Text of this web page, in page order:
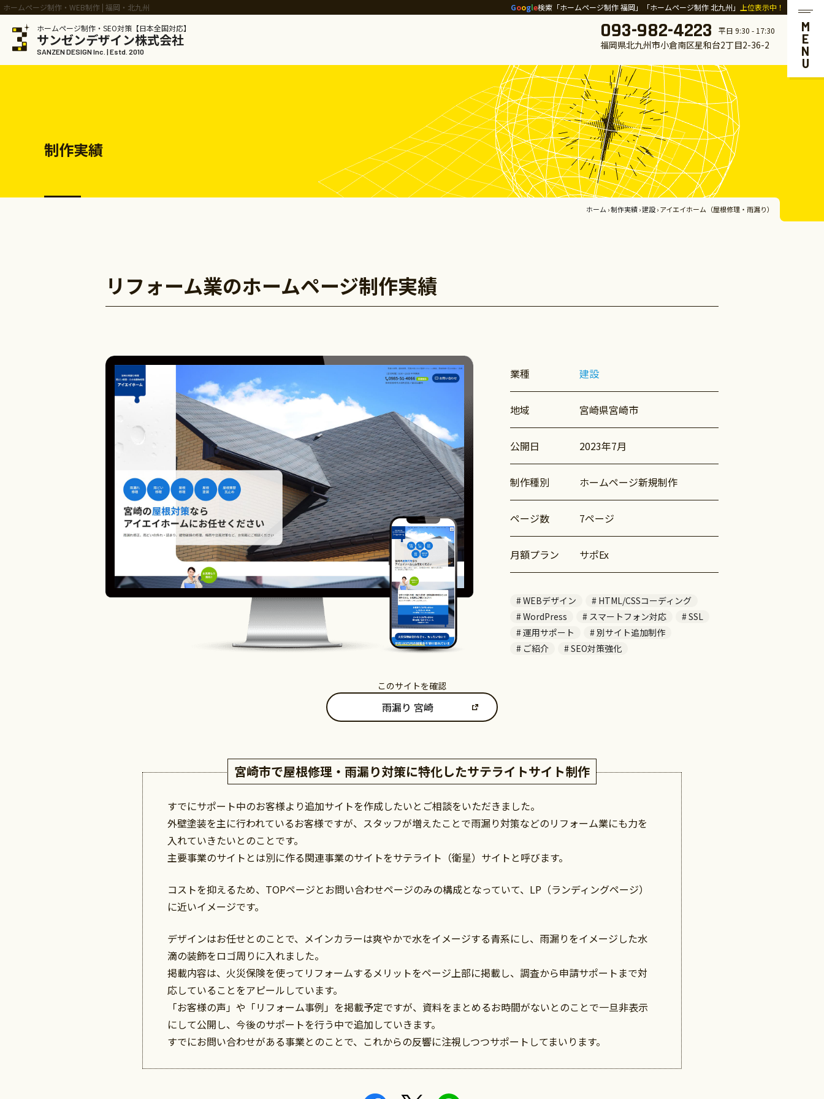
ホームページ制作・WEB制作 | 福岡・北九州 Google検索「ホームページ制作 福岡」「ホームページ制作 北九州」
上位表示中！
ホームページ制作・SEO対策【日本全国対応】
サンゼンデザイン株式会社
SANZEN DESIGN Inc. | Estd. 2010
093-982-4223 平日 9:30 - 17:30
福岡県北九州市小倉南区星和台2丁目2-36-2 MENU
制作実績
ホーム ›制作実績›建設›アイエイホーム（屋根修理・雨漏り）
リフォーム業のホームページ制作実績
業種 建設
地域 宮崎県宮崎市
公開日 2023年7月
制作種別 ホームページ新規制作
ページ数 7ページ
月額プラン サポEx
WEBデザイン
HTML/CSSコーディング
WordPress
スマートフォン対応
SSL
運用サポート
別サイト追加制作
ご紹介
SEO対策強化
このサイトを確認
雨漏り 宮崎
宮崎市で屋根修理・雨漏り対策に特化したサテライトサイト制作
すでにサポート中のお客様より追加サイトを作成したいとご相談をいただきました。
外壁塗装を主に行われているお客様ですが、スタッフが増えたことで雨漏り対策などのリフォーム業にも力を
入れていきたいとのことです。
主要事業のサイトとは別に作る関連事業のサイトをサテライト（衛星）サイトと呼びます。
コストを抑えるため、TOPページとお問い合わせページのみの構成となっていて、LP（ランディングページ）
に近いイメージです。
デザインはお任せとのことで、メインカラーは爽やかで水をイメージする青系にし、雨漏りをイメージした水
滴の装飾をロゴ周りに入れました。
掲載内容は、火災保険を使ってリフォームするメリットをページ上部に掲載し、調査から申請サポートまで対
応していることをアピールしています。
「お客様の声」や「リフォーム事例」を掲載予定ですが、資料をまとめるお時間がないとのことで一旦非表示
にして公開し、今後のサポートを行う中で追加していきます。
すでにお問い合わせがある事業とのことで、これからの反響に注視しつつサポートしてまいります。